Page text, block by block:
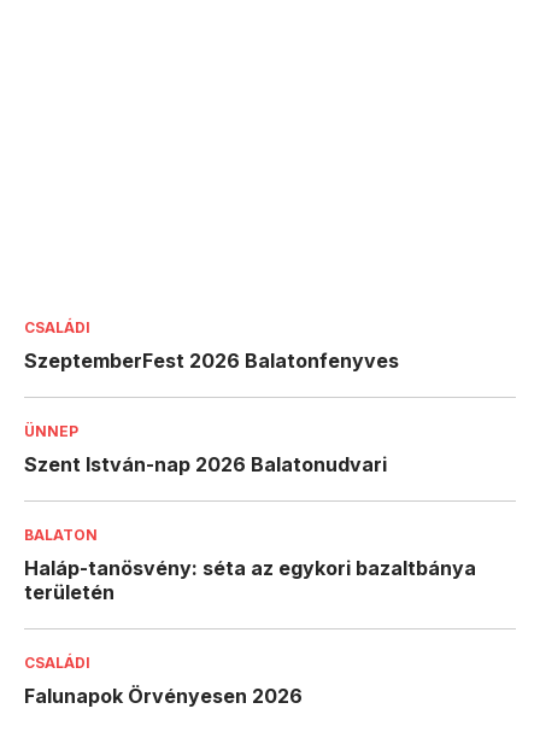
CSALÁDI
SzeptemberFest 2026 Balatonfenyves
ÜNNEP
Szent István-nap 2026 Balatonudvari
BALATON
Haláp-tanösvény: séta az egykori bazaltbánya
területén
CSALÁDI
Falunapok Örvényesen 2026